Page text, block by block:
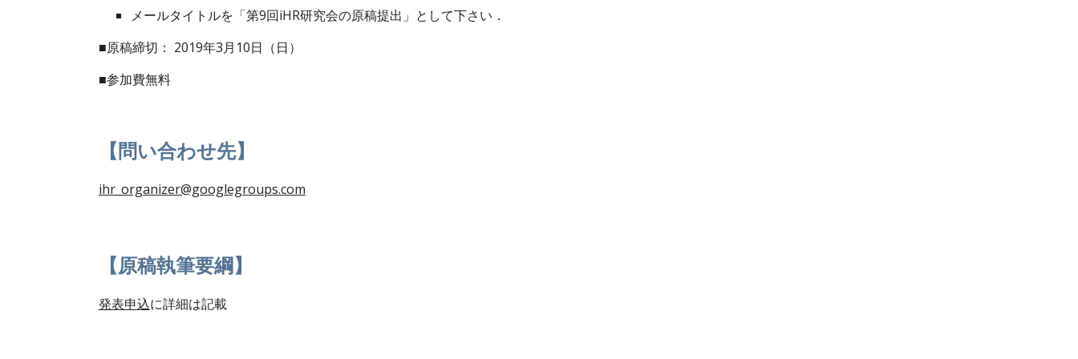
メールタイトルを「第9回iHR研究会の原稿提出」として下さい．
■原稿締切： 2019年3月10日（日）
■参加費無料
【問い合わせ先】
ihr_organizer@googlegroups.com
【原稿執筆要綱】
発表申込に詳細は記載